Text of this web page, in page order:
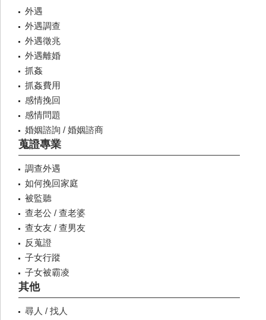
外遇
外遇調查
外遇徵兆
外遇離婚
抓姦
抓姦費用
感情挽回
感情問題
婚姻諮詢 / 婚姻諮商
蒐證專業
調查外遇
如何挽回家庭
被監聽
查老公 / 查老婆
查女友 / 查男友
反蒐證
子女行蹤
子女被霸凌
其他
尋人 / 找人